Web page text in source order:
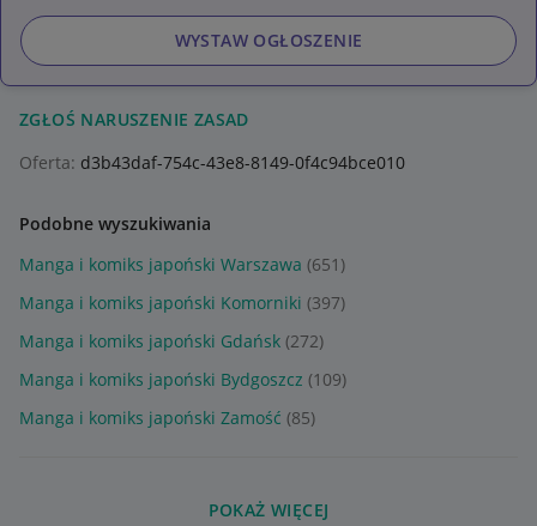
WYSTAW OGŁOSZENIE
ZGŁOŚ NARUSZENIE ZASAD
Oferta: d3b43daf-754c-43e8-8149-0f4c94bce010
Podobne wyszukiwania
Manga i komiks japoński Warszawa (651)
Manga i komiks japoński Komorniki (397)
Manga i komiks japoński Gdańsk (272)
Manga i komiks japoński Bydgoszcz (109)
Manga i komiks japoński Zamość (85)
POKAŻ WIĘCEJ